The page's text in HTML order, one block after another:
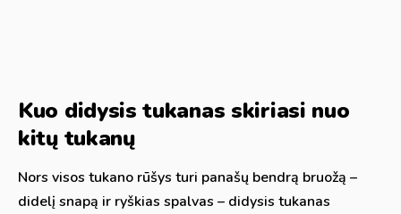
Kuo didysis tukanas skiriasi nuo
kitų tukanų
Nors visos tukano rūšys turi panašų bendrą bruožą –
didelį snapą ir ryškias spalvas – didysis tukanas